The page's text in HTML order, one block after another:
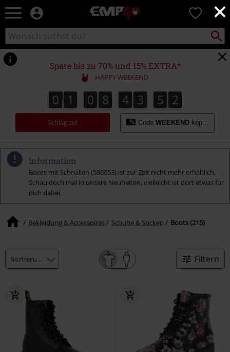
×
EMP
Merchandise
-
Shop
Rock
&
Entertainment
0
Katalog
durchsuchen
suchen
Spare bis zu 70% und 15% EXTRA*
HAPPY WEEKEND
0
0 1
1 0
0 8
8 4
4 3
3 5
5 0
1
0
2
1
Schlag zu! Code WEEKEND kopieren
Information
Boots mit Schnallen (580653) ist zur Zeit nicht mehr erhältlich.
Schau doch mal in unsere Neuheiten, vielleicht ist dort etwas für
dich dabei.
Bekleidung & Accessoires Schuhe & Socken Boots (215)
Filtern